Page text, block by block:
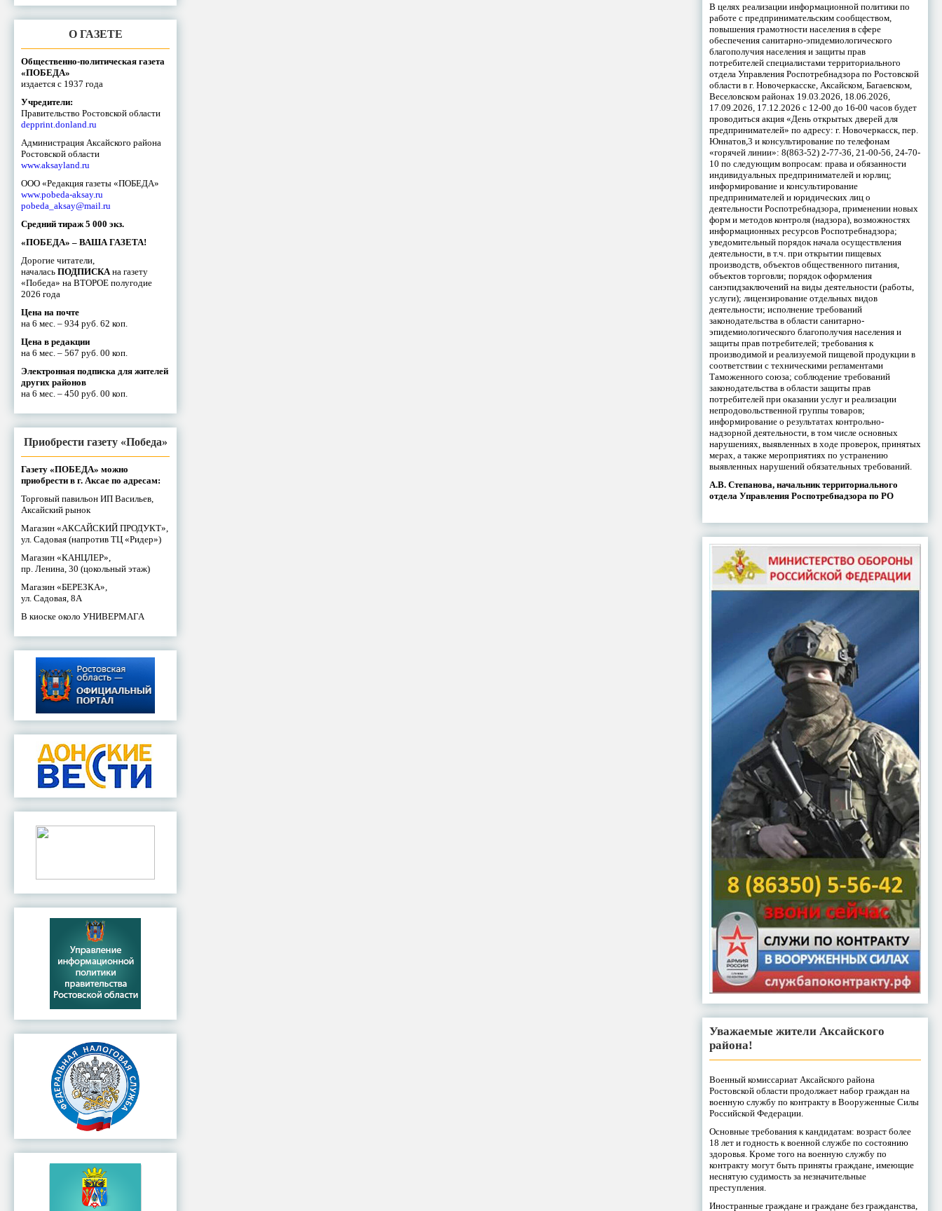
О ГАЗЕТЕ
Общественно-политическая газета
«ПОБЕДА»
издается с 1937 года
Учредители:
Правительство Ростовской области
depprint.donland.ru
Администрация Аксайского района
Ростовской области
www.aksayland.ru
ООО «Редакция газеты «ПОБЕДА»
www.pobeda-aksay.ru
pobeda_aksay@mail.ru
Средний тираж 5 000 экз.
«ПОБЕДА» – ВАША ГАЗЕТА!
Дорогие читатели,
началась ПОДПИСКА на газету
«Победа» на ВТОРОЕ полугодие
2026 года
Цена на почте
на 6 мес. – 934 руб. 62 коп.
Цена в редакции
на 6 мес. – 567 руб. 00 коп.
Электронная подписка для жителей
других районов
на 6 мес. – 450 руб. 00 коп.
Приобрести газету «Победа»
Газету «ПОБЕДА» можно
приобрести в г. Аксае по адресам:
Торговый павильон ИП Васильев,
Аксайский рынок
Магазин «АКСАЙСКИЙ ПРОДУКТ»,
ул. Садовая (напротив ТЦ «Ридер»)
Магазин «КАНЦЛЕР»,
пр. Ленина, 30 (цокольный этаж)
Магазин «БЕРЕЗКА»,
ул. Садовая, 8А
В киоске около УНИВЕРМАГА
В целях реализации информационной политики по
работе с предпринимательским сообществом,
повышения грамотности населения в сфере
обеспечения санитарно-эпидемиологического
благополучия населения и защиты прав
потребителей специалистами территориального
отдела Управления Роспотребнадзора по Ростовской
области в г. Новочеркасске, Аксайском, Багаевском,
Веселовском районах 19.03.2026, 18.06.2026,
17.09.2026, 17.12.2026 с 12-00 до 16-00 часов будет
проводиться акция «День открытых дверей для
предпринимателей» по адресу: г. Новочеркасск, пер.
Юннатов,3 и консультирование по телефонам
«горячей линии»: 8(863-52) 2-77-36, 21-00-56, 24-70-
10 по следующим вопросам: права и обязанности
индивидуальных предпринимателей и юрлиц;
информирование и консультирование
предпринимателей и юридических лиц о
деятельности Роспотребнадзора, применении новых
форм и методов контроля (надзора), возможностях
информационных ресурсов Роспотребнадзора;
уведомительный порядок начала осуществления
деятельности, в т.ч. при открытии пищевых
производств, объектов общественного питания,
объектов торговли; порядок оформления
санэпидзаключений на виды деятельности (работы,
услуги); лицензирование отдельных видов
деятельности; исполнение требований
законодательства в области санитарно-
эпидемиологического благополучия населения и
защиты прав потребителей; требования к
производимой и реализуемой пищевой продукции в
соответствии с техническими регламентами
Таможенного союза; соблюдение требований
законодательства в области защиты прав
потребителей при оказании услуг и реализации
непродовольственной группы товаров;
информирование о результатах контрольно-
надзорной деятельности, в том числе основных
нарушениях, выявленных в ходе проверок, принятых
мерах, а также мероприятиях по устранению
выявленных нарушений обязательных требований.
А.В. Степанова, начальник территориального
отдела Управления Роспотребнадзора по РО
Уважаемые жители Аксайского
района!
Военный комиссариат Аксайского района
Ростовской области продолжает набор граждан на
военную службу по контракту в Вооруженные Силы
Российской Федерации.
Основные требования к кандидатам: возраст более
18 лет и годность к военной службе по состоянию
здоровья. Кроме того на военную службу по
контракту могут быть приняты граждане, имеющие
неснятую судимость за незначительные
преступления.
Иностранные граждане и граждане без гражданства,